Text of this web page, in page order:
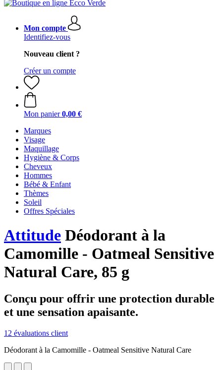
Mon compte
Identifiez-vous
Nouveau client ?
Créer un compte
Mon panier 0,00 €
Marques
Visage
Maquillage
Hygiène & Corps
Cheveux
Hommes
Bébé & Enfant
Thèmes
Soleil
Offres Spéciales
Attitude Déodorant à la
Camomille - Oatmeal Sensitive
Natural Care, 85 g
Conçu pour offrir une protection durable
et une sensation apaisante.
12 évaluations client
Déodorant à la Camomille - Oatmeal Sensitive Natural Care